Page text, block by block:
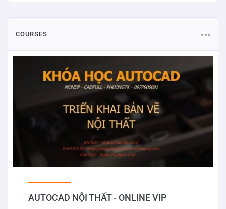
COURSES
AUTOCAD NỘI THẤT - ONLINE VIP